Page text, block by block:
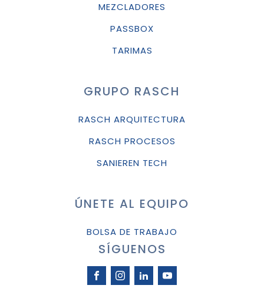
MEZCLADORES
PASSBOX
TARIMAS
GRUPO RASCH
RASCH ARQUITECTURA
RASCH PROCESOS
SANIEREN TECH
ÚNETE AL EQUIPO
BOLSA DE TRABAJO
SÍGUENOS